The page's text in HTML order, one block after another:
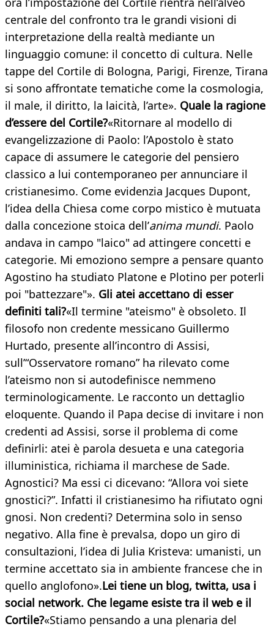
centrale del confronto tra le grandi visioni di
interpretazione della realtà mediante un
linguaggio comune: il concetto di cultura. Nelle
tappe del Cortile di Bologna, Parigi, Firenze, Tirana
si sono affrontate tematiche come la cosmologia,
il male, il diritto, la laicità, l’arte». Quale la ragione
d’essere del Cortile?«Ritornare al modello di
evangelizzazione di Paolo: l’Apostolo è stato
capace di assumere le categorie del pensiero
classico a lui contemporaneo per annunciare il
cristianesimo. Come evidenzia Jacques Dupont,
l’idea della Chiesa come corpo mistico è mutuata
dalla concezione stoica dell’anima mundi. Paolo
andava in campo "laico" ad attingere concetti e
categorie. Mi emoziono sempre a pensare quanto
Agostino ha studiato Platone e Plotino per poterli
poi "battezzare"». Gli atei accettano di esser
definiti tali?«Il termine "ateismo" è obsoleto. Il
filosofo non credente messicano Guillermo
Hurtado, presente all’incontro di Assisi,
sull’“Osservatore romano” ha rilevato come
l’ateismo non si autodefinisce nemmeno
terminologicamente. Le racconto un dettaglio
eloquente. Quando il Papa decise di invitare i non
credenti ad Assisi, sorse il problema di come
definirli: atei è parola desueta e una categoria
illuministica, richiama il marchese de Sade.
Agnostici? Ma essi ci dicevano: “Allora voi siete
gnostici?”. Infatti il cristianesimo ha rifiutato ogni
gnosi. Non credenti? Determina solo in senso
negativo. Alla fine è prevalsa, dopo un giro di
consultazioni, l’idea di Julia Kristeva: umanisti, un
termine accettato sia in ambiente francese che in
quello anglofono».Lei tiene un blog, twitta, usa i
social network. Che legame esiste tra il web e il
Cortile?«Stiamo pensando a una plenaria del